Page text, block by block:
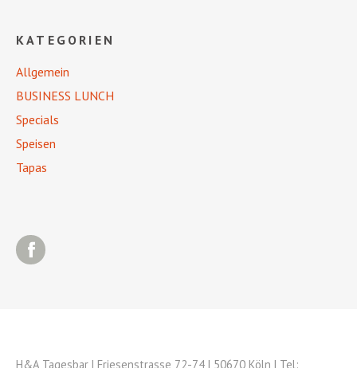
KATEGORIEN
Allgemein
BUSINESS LUNCH
Specials
Speisen
Tapas
H&A Tagesbar | Friesenstrasse 72-74 | 50670 Köln | Tel: